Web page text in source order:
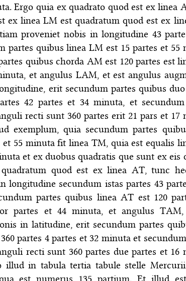
Ergo quia ex quadrato quod est ex linea
ex linea LM est quadratum quod est ex
proveniet nobis in longitudine 43
partes quibus linea LM est 15 partes et 55
quibus chorda AM est 120 partes est
et angulus LAM, et est angulus
erit secundum partes quibus
42 partes et 34 minuta, et
recti sunt 360 partes erit 21 pars et 17
exemplum, quia secundum partes
et 55 minuta fit linea TM, quia est equalis
et ex duobus quadratis que sunt ex eis
quadratum quod est ex linea AT, tunc
longitudine secundum istas partes 43
partes quibus linea AT est 120
partes et 44 minuta, et angulus
in latitudine, erit secundum partes
partes 4 partes et 32 minuta et
recti sunt 360 partes due partes et 16
illud in tabula tertia tabule stelle
est numerus 135 partium. Et illud